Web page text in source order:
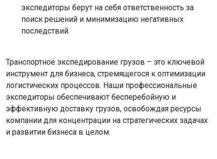
экспедиторы берут на себя ответственность за
поиск решений и минимизацию негативных
последствий.
Транспортное экспедирование грузов – это ключевой
инструмент для бизнеса, стремящегося к оптимизации
логистических процессов. Наши профессиональные
экспедиторы обеспечивают бесперебойную и
эффективную доставку грузов, освобождая ресурсы
компании для концентрации на стратегических задачах
и развитии бизнеса в целом.